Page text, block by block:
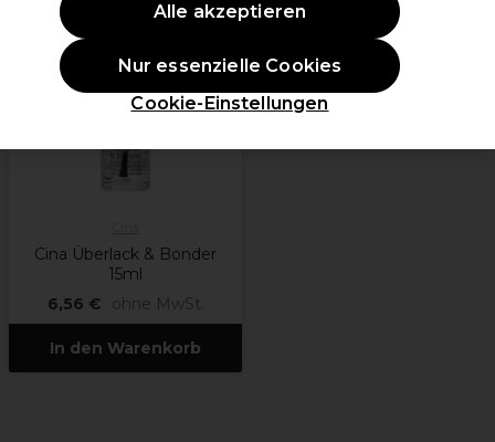
Cina Überlack & Bonder
15ml
6,56 €
ohne MwSt.
In den Warenkorb
Cookie-Einstellungen
Nur essenzielle Cookies
Alle akzeptieren